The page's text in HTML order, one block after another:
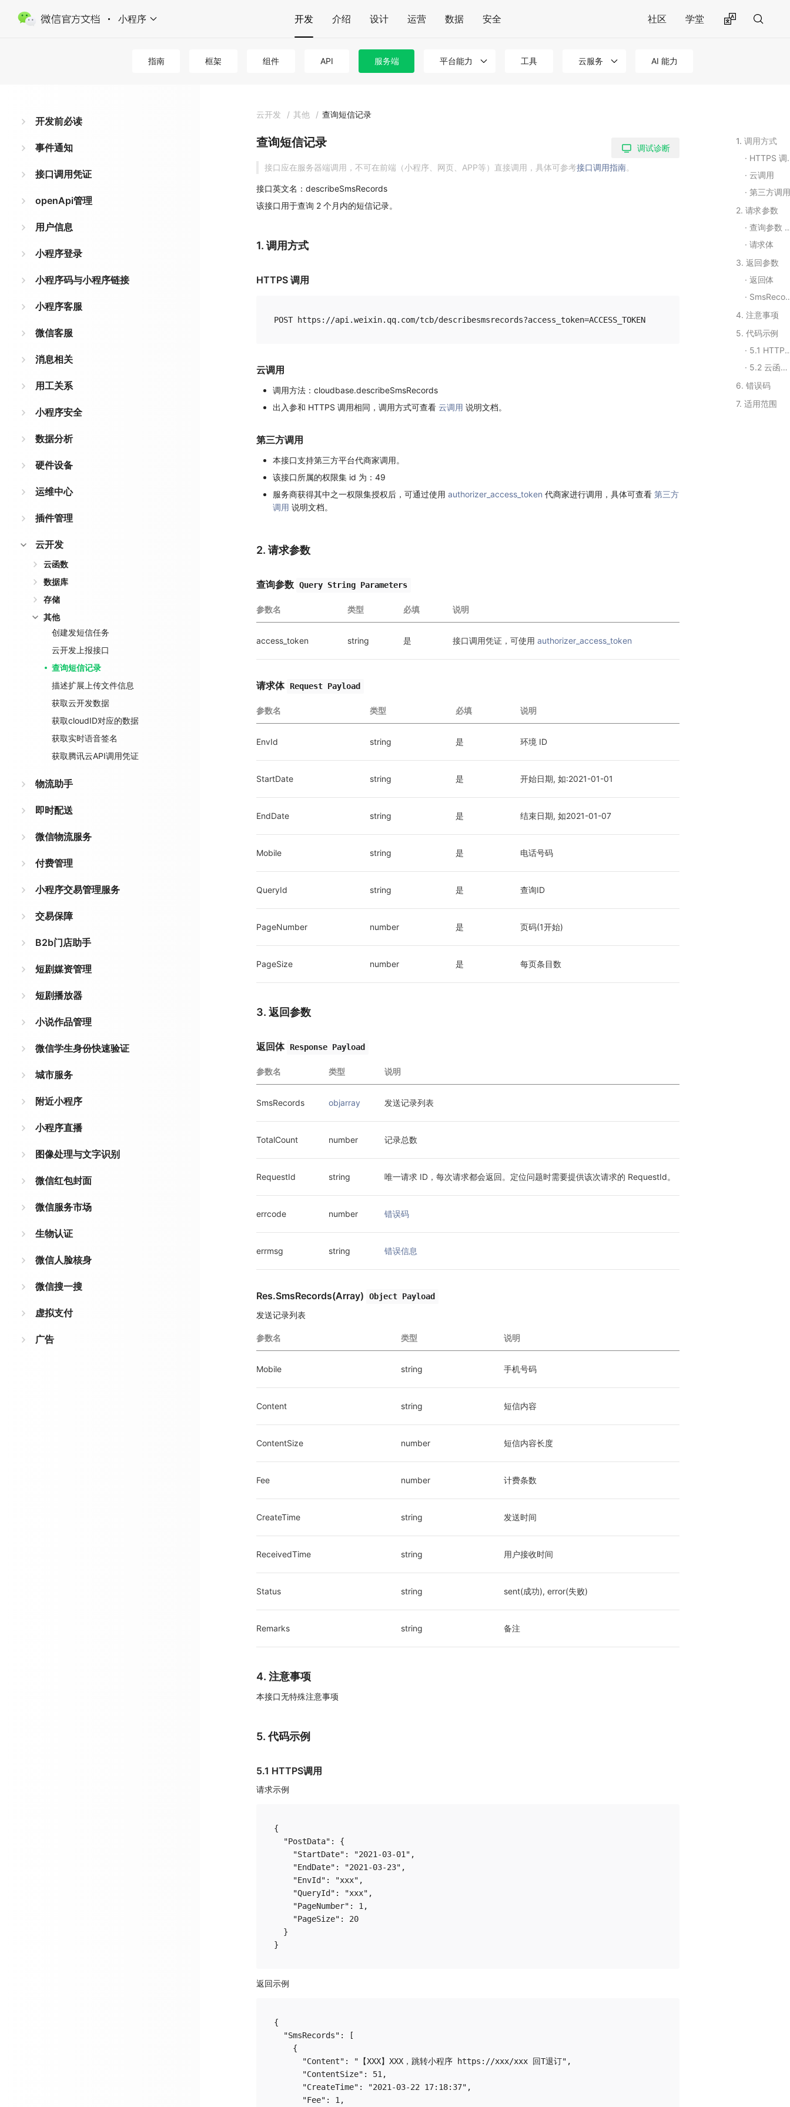
小程序 开发 介绍 设计 运营 数据 安全 社区 学堂
指南 框架 组件 API 服务端 平台能力 工具 云服务 AI 能力
开发前必读
事件通知
接口调用凭证
openApi管理
用户信息
小程序登录
小程序码与小程序链接
小程序客服
微信客服
消息相关
用工关系
小程序安全
数据分析
硬件设备
运维中心
插件管理
云开发
云函数
数据库
存储
其他
创建发短信任务
云开发上报接口
查询短信记录
描述扩展上传文件信息
获取云开发数据
获取cloudID对应的数据
获取实时语音签名
获取腾讯云API调用凭证
物流助手
即时配送
微信物流服务
付费管理
小程序交易管理服务
交易保障
B2b门店助手
短剧媒资管理
短剧播放器
小说作品管理
微信学生身份快速验证
城市服务
附近小程序
小程序直播
图像处理与文字识别
微信红包封面
微信服务市场
生物认证
微信人脸核身
微信搜一搜
虚拟支付
广告
云开发 / 其他 / 查询短信记录
查询短信记录
调试诊断
接口应在服务器端调用，不可在前端（小程序、网页、APP等）直接调用，具体可参考接口调用指南。
接口英文名：describeSmsRecords
该接口用于查询 2 个月内的短信记录。
1. 调用方式
HTTPS 调用
云调用
调用方法：cloudbase.describeSmsRecords
出入参和 HTTPS 调用相同，调用方式可查看 云调用 说明文档。
第三方调用
本接口支持第三方平台代商家调用。
该接口所属的权限集 id 为：49
服务商获得其中之一权限集授权后，可通过使用 authorizer_access_token 代商家进行调用，具体可查看 第三方
调用 说明文档。
2. 请求参数
查询参数 Query String Parameters
参数名 类型 必填 说明
access_token string 是 接口调用凭证，可使用 authorizer_access_token
请求体 Request Payload
参数名 类型 必填 说明
EnvId string 是 环境 ID
StartDate string 是 开始日期, 如:2021-01-01
EndDate string 是 结束日期, 如2021-01-07
Mobile string 是 电话号码
QueryId string 是 查询ID
PageNumber number 是 页码(1开始)
PageSize number 是 每页条目数
3. 返回参数
返回体 Response Payload
参数名 类型 说明
SmsRecords objarray 发送记录列表
TotalCount number 记录总数
RequestId string 唯一请求 ID，每次请求都会返回。定位问题时需要提供该次请求的 RequestId。
errcode number 错误码
errmsg string 错误信息
Res.SmsRecords(Array) Object Payload
发送记录列表
参数名 类型 说明
Mobile string 手机号码
Content string 短信内容
ContentSize number 短信内容长度
Fee number 计费条数
CreateTime string 发送时间
string 用户接收时间
Status string sent(成功), error(失败)
Remarks string 备注
4. 注意事项
本接口无特殊注意事项
5. 代码示例
5.1 HTTPS调用
请求示例
{
  "PostData": {
    "StartDate": "2021-03-01",
    "EndDate": "2021-03-23",
    "EnvId": "xxx",
    "QueryId": "xxx",
    "PageNumber": 1,
    "PageSize": 20
  }
返回示例
{
  "SmsRecords": [
    {
      "Content": "【XXX】XXX，跳转小程序 https://xxx/xxx 回T退订",
      "ContentSize": 51,
      "CreateTime": "2021-03-22 17:18:37",
      "Fee": 1,
1. 调用方式
HTTPS 调用
云调用
第三方调用
2. 请求参数
查询参数 Query String Parameters
请求体
3. 返回参数
返回体
SmsRecords(Array)
4. 注意事项
5. 代码示例
5.1 HTTPS调用
5.2 云函数调用
6. 错误码
7. 适用范围